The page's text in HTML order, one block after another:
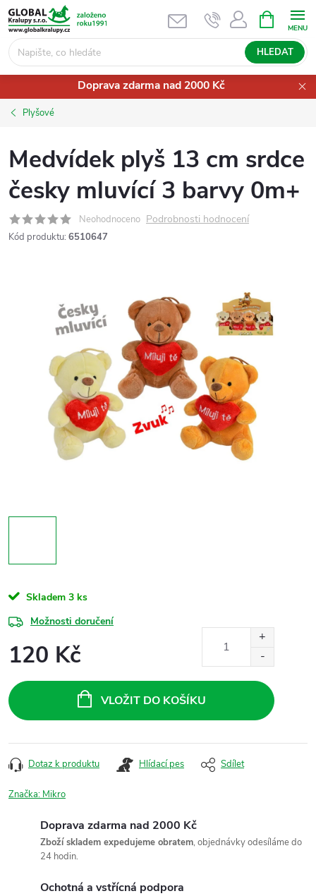
Přejít
na
obsah
HLEDAT
NÁKUPNÍ
KOŠÍK
Doprava zdarma nad 2000 Kč
Plyšové
Medvídek plyš 13 cm srdce
česky mluvící 3 barvy 0m+
Neohodnoceno Podrobnosti hodnocení
Kód produktu: 6510647
Skladem 3 ks
Možnosti doručení
120 Kč
cena:
VLOŽIT DO KOŠÍKU
Dotaz k produktu Hlídací pes Sdílet
Značka: Mikro
Doprava zdarma nad 2000 Kč
Zboží skladem expedujeme obratem, objednávky odesíláme do
24 hodin.
Ochotná a vstřícná podpora